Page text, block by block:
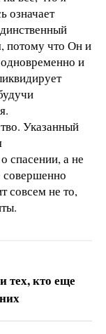
означает
потому что Он и
и
Указанный
спасении, а не
совершенно
совсем не то,
тех, кто еще